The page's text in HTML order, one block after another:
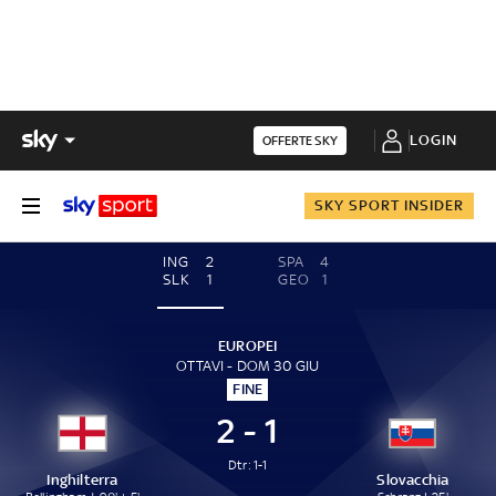
OFFERTE SKY LOGIN
SKY SPORT INSIDER
ING
2
SLK
1
SPA
4
GEO
1
EUROPEI
OTTAVI - DOM 30 GIU
FINE
Inghilterra
2 - 1
Dtr: 1-1
Slovacchia